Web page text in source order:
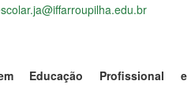
Educação Profissional e